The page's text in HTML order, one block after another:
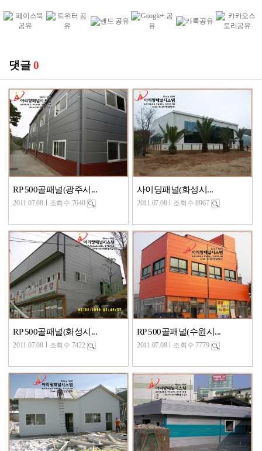
댓글0
RP 500골패널(광주시...
2011.07.08 조회수 7640
사이딩패널(화성시...
2011.07.08 조회수 8967
RP 500골패널(화성시...
2011.07.08 조회수 7422
RP 500골패널(수원시...
2011.07.08 조회수 7779